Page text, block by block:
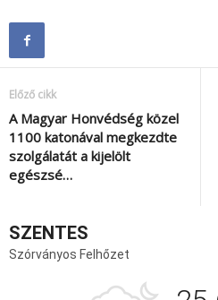
Előző cikk
A Magyar Honvédség közel
1100 katonával megkezdte
szolgálatát a kijelölt
egészsé…
SZENTES
Szórványos Felhőzet